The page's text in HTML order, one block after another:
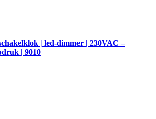
| led-dimmer | 230VAC –
| 9010